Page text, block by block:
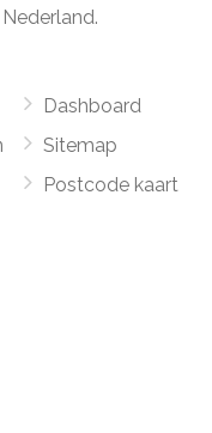
Dashboard
Sitemap
Postcode kaart